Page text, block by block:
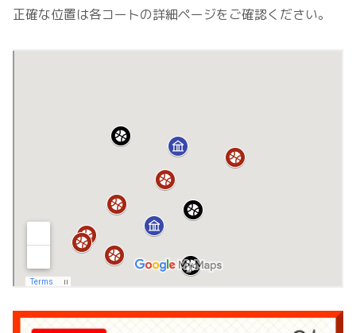
正確な位置は各コートの詳細ページをご確認ください。